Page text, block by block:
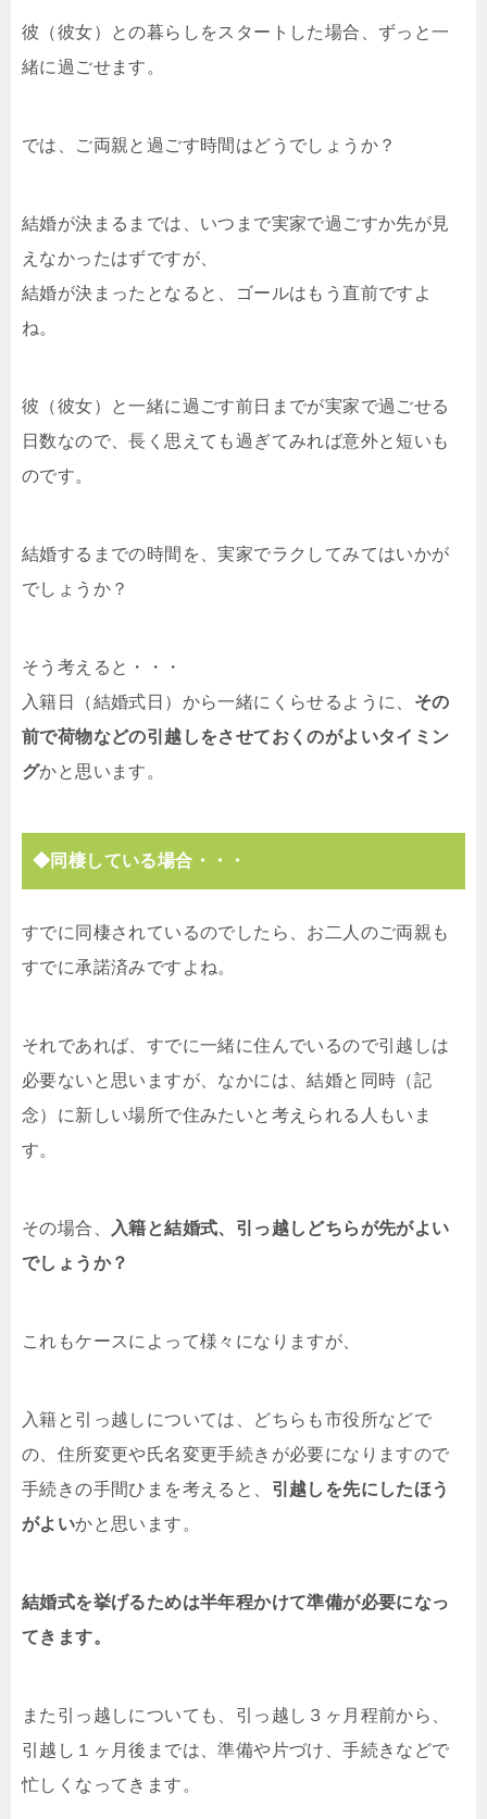
彼（彼女）との暮らしをスタートした場合、ずっと一
緒に過ごせます。
では、ご両親と過ごす時間はどうでしょうか？
結婚が決まるまでは、いつまで実家で過ごすか先が見
えなかったはずですが、
結婚が決まったとなると、ゴールはもう直前ですよ
ね。
彼（彼女）と一緒に過ごす前日までが実家で過ごせる
日数なので、長く思えても過ぎてみれば意外と短いも
のです。
結婚するまでの時間を、実家でラクしてみてはいかが
でしょうか？
そう考えると・・・
入籍日（結婚式日）から一緒にくらせるように、 その
前で荷物などの引越しをさせておくのがよいタイミン
グかと思います。
◆同棲している場合・・・
すでに同棲されているのでしたら、お二人のご両親も
すでに承諾済みですよね。
それであれば、すでに一緒に住んでいるので引越しは
必要ないと思いますが、なかには、結婚と同時（記
念）に新しい場所で住みたいと考えられる人もいま
す。
その場合、
入籍と結婚式、引っ越しどちらが先がよい
でしょうか？
これもケースによって様々になりますが、
入籍と引っ越しについては、どちらも市役所などで
の、住所変更や氏名変更手続きが必要になりますので
手続きの手間ひまを考えると、 引越しを先にしたほう
がよいかと思います。
結婚式を挙げるためは半年程かけて準備が必要になっ
てきます。
また引っ越しについても、引っ越し３ヶ月程前から、
引越し１ヶ月後までは、準備や片づけ、手続きなどで
忙しくなってきます。